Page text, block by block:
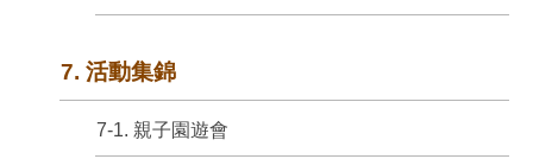
7. 活動集錦
7-1. 親子園遊會